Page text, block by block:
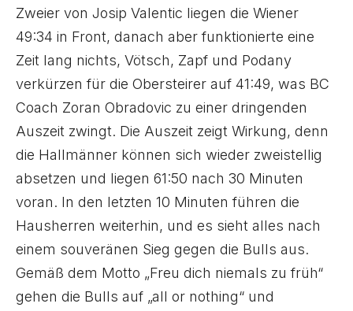
Zweier von Josip Valentic liegen die Wiener
49:34 in Front, danach aber funktionierte eine
Zeit lang nichts, Vötsch, Zapf und Podany
verkürzen für die Obersteirer auf 41:49, was BC
Coach Zoran Obradovic zu einer dringenden
Auszeit zwingt. Die Auszeit zeigt Wirkung, denn
die Hallmänner können sich wieder zweistellig
absetzen und liegen 61:50 nach 30 Minuten
voran. In den letzten 10 Minuten führen die
Hausherren weiterhin, und es sieht alles nach
einem souveränen Sieg gegen die Bulls aus.
Gemäß dem Motto „Freu dich niemals zu früh“
gehen die Bulls auf „all or nothing“ und